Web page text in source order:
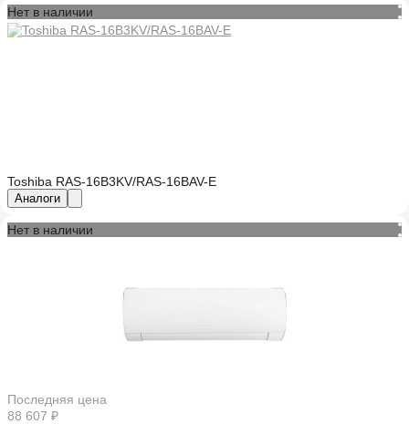
Нет в наличии
Toshiba RAS-16B3KV/RAS-16BAV-E
Аналоги
Нет в наличии
Последняя цена
88 607 ₽